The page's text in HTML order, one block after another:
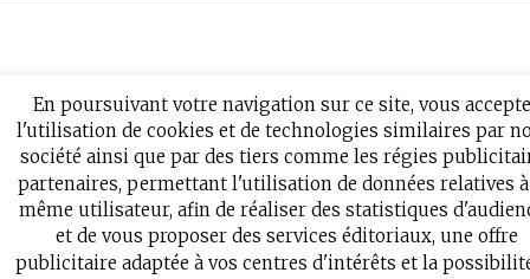
En poursuivant votre navigation sur ce site, vous
l'utilisation de cookies et de technologies similaires par
société ainsi que par des tiers comme les régies
partenaires, permettant l'utilisation de données relatives
même utilisateur, afin de réaliser des statistiques
et de vous proposer des services éditoriaux, une offre
publicitaire adaptée à vos centres d'intérêts et la